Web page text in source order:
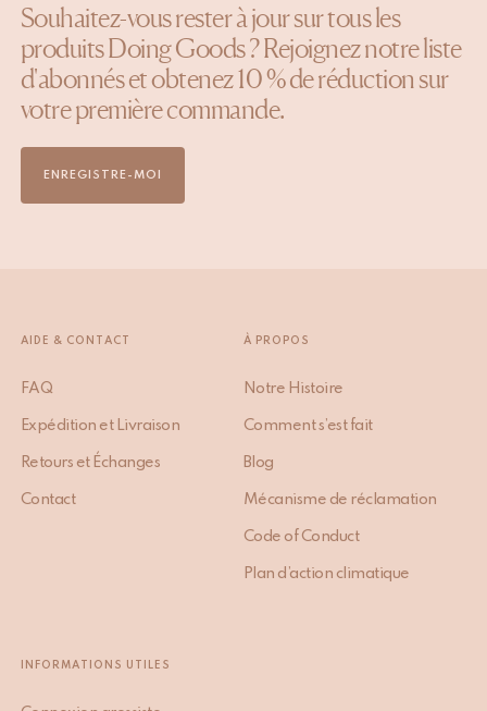
Souhaitez-vous rester à jour sur tous les
produits Doing Goods ? Rejoignez notre liste
d'abonnés et obtenez 10 % de réduction sur
votre première commande.
ENREGISTRE-MOI
AIDE & CONTACT
FAQ
Expédition et Livraison
Retours et Échanges
Contact
À PROPOS
Notre Histoire
Comment s’est fait
Blog
Mécanisme de réclamation
Code of Conduct
Plan d’action climatique
INFORMATIONS UTILES